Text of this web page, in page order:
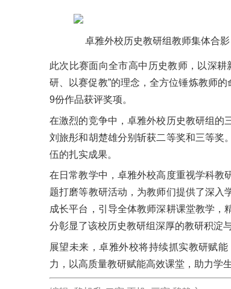
卓雅外校历史教研组教师集体合
此次比赛面向全市高中历史教师，以深
研、以赛促教”的理念，全方位锤炼教师
9份作品获评奖项。
在激烈的竞争中，卓雅外校历史教研组的
刘旅彤和胡楚雄分别斩获二等奖和三等奖
伍的扎实成果。
在日常教学中，卓雅外校高度重视学科教
题打磨等教研活动，为教师们提供了深入
成长平台，引导全体教师深耕课堂教学
分彰显了该校历史教研组深厚的教研积淀
展望未来，卓雅外校将持续抓实教研赋
力，以高质量教研赋能高效课堂，助力学